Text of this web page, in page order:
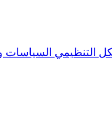
التنظيمي السياسات